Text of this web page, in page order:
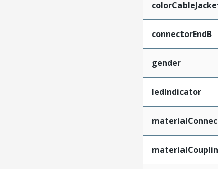
connectorEndB
gender
ledIndicator